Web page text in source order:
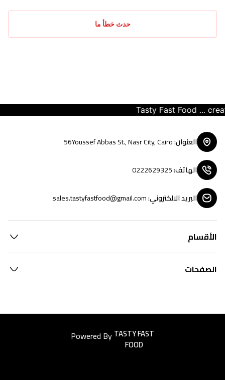
حدث خطأ ما
Tasty Fast Food ... create
العنوان:
56Youssef Abbas St., Nasr City, Cairo
الهاتف:
0222629325
البريد الالكتروني:
sales.tastyfastfood@gmail.com
الأقسام
الصفحات
Powered ByEasyorders